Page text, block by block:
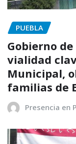
PUEBLA
Gobierno
vialidad
Municipal,
familias de
Presencia en